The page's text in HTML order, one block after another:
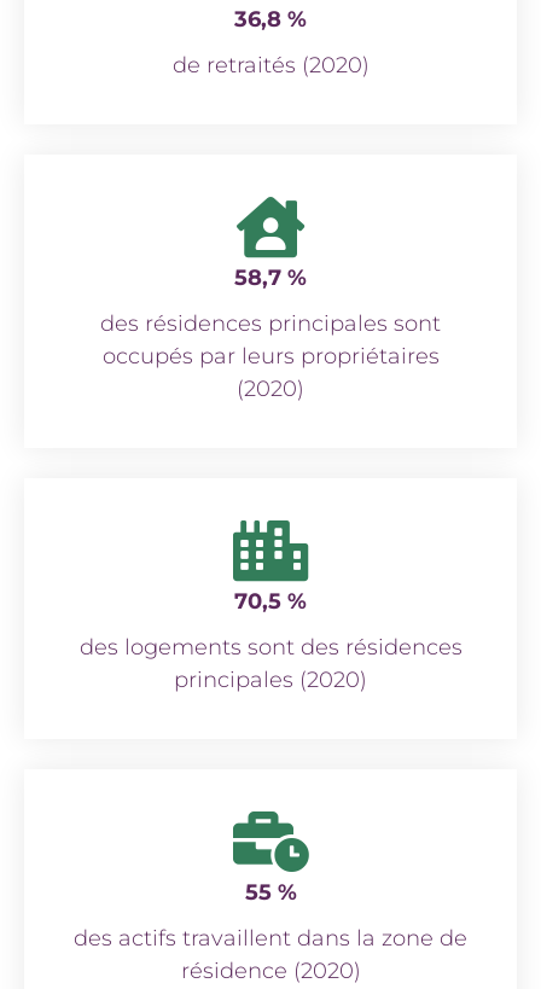
36,8 %
de retraités (2020)
58,7 %
des résidences principales sont
occupés par leurs propriétaires
(2020)
70,5 %
des logements sont des résidences
principales (2020)
55 %
des actifs travaillent dans la zone de
résidence (2020)